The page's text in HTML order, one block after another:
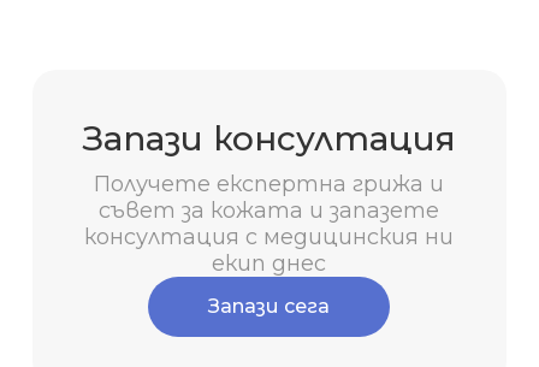
Запази консултация
Получете експертна грижа и
съвет за кожата и запазете
консултация с медицинския ни
екип днес
Запази сега